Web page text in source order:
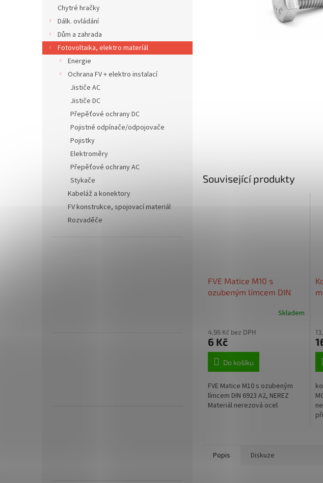
Chytré hračky
Dálk. ovládání
Dům a zahrada
Fotovoltaika, elektro materíál
Energie
Ochrana FV + elektro instalací
Jističe AC
Jističe DC
Přepěťové ochrany DC
Pojistné odpínače/odpojovače
Pojistky
Elektroměry
Přepěťové ochrany AC
Stykače
Kabeláž a konektory
FV konstrukce, spojovací materiál
Rozvaděče
Související produkty
FVE Matice M10 s
ozubeným límcem DIN
Skladem
4,96 Kč bez DPH
6 Kč
Do košíku
FVE Matice M10 s ozubeným
límcem DIN 6923 A2, NEREZ
Materiál nerezová ocel
Popis Diskuze